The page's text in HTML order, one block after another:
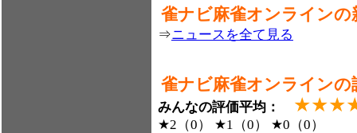
雀ナビ麻雀オンライン
⇒ニュースを全て見る
雀ナビ麻雀オンラインの
みんなの評価平均：
★2（0） ★1（0） ★0（0）